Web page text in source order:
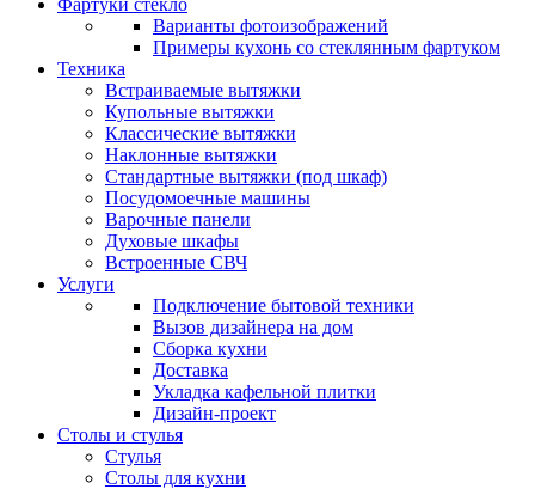
Варианты фотоизображений
Примеры кухонь со стеклянным фартуком
Техника
Встраиваемые вытяжки
Купольные вытяжки
Классические вытяжки
Наклонные вытяжки
Стандартные вытяжки (под шкаф)
Посудомоечные машины
Варочные панели
Духовые шкафы
Встроенные СВЧ
Услуги
Подключение бытовой техники
Вызов дизайнера на дом
Сборка кухни
Доставка
Укладка кафельной плитки
Дизайн-проект
Столы и стулья
Стулья
Столы для кухни